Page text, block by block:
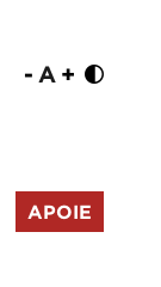
- A +
APOIE